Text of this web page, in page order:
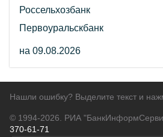
Россельхозбанк
Первоуральскбанк
на 09.08.2026
Нашли ошибку? Выделите текст и
© 1994-2026. РИА
370-61-71